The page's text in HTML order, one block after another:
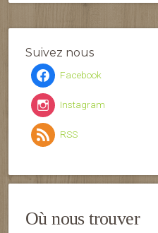
Suivez nous
Facebook
Instagram
RSS
Où nous trouver